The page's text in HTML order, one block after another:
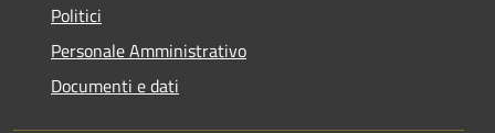
Politici
Personale Amministrativo
Documenti e dati